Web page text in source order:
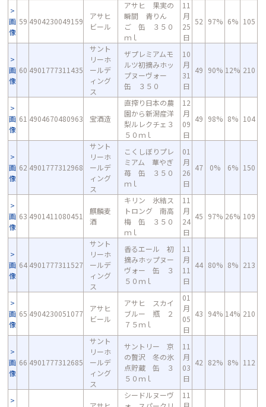
画
像
59 4904230049159
アサヒ
ビール
アサヒ 果実の
瞬間 青りん
ご 缶 ３５０
ｍｌ
11
月
25
日
52 97% 6% 105
画
像
60 4901777311435
サント
リーホ
ールデ
ィング
ス
ザプレミアムモ
ルツ初摘みホッ
プヌーヴォー
缶 ３５０
10
月
31
日
49 90% 12% 210
画
像
61 4904670480963 宝酒造
直搾り日本の農
園から新潟産洋
梨ルレクチェ３
５０ｍｌ
12
月
09
日
49 98% 8% 104
画
像
62 4901777312968
サント
リーホ
ールデ
ィング
ス
こくしぼりプレ
ミアム 華やぎ
苺 缶 ３５０
ｍｌ
01
月
26
日
47 0% 6% 150
画
像
63 4901411080451
麒麟麦
酒
キリン 氷結ス
トロング 南高
梅 缶 ３５０
ｍｌ
11
月
24
日
45 97% 26% 109
画
像
64 4901777311527
サント
リーホ
ールデ
ィング
ス
香るエール 初
摘みホップヌー
ヴォー 缶 ３
５０ｍｌ
11
月
11
日
44 80% 8% 213
画
像
65 4904230051077
アサヒ
ビール
アサヒ スカイ
ブルー 瓶 ２
７５ｍｌ
01
月
05
日
43 94% 14% 210
画
像
66 4901777312685
サント
リーホ
ールデ
ィング
ス
サントリー 京
の贅沢 冬の氷
点貯蔵 缶 ３
５０ｍｌ
11
月
03
日
42 82% 8% 112
シードルヌーヴ
11